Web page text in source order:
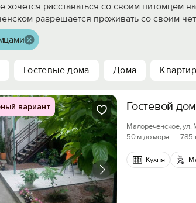
хочется расставаться со своим питомцем
разрешается проживать со своим
Гостевые дома Дома
вариант Гостевой
Малореченское, ул.
50 м до моря
· 785
Кухня